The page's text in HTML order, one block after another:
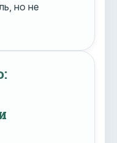
но не